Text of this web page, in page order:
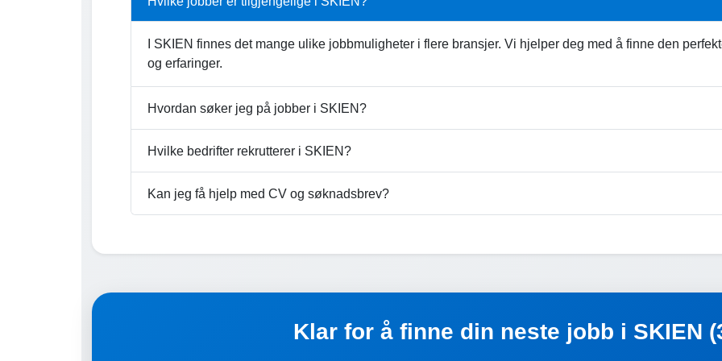
I SKIEN finnes det mange ulike jobbmuligheter i flere bransjer. Vi hjelper deg med å finne den
og erfaringer.
Hvordan søker jeg på jobber i SKIEN?
Hvilke bedrifter rekrutterer i SKIEN?
Kan jeg få hjelp med CV og søknadsbrev?
Klar for å finne din neste jobb i SKIEN